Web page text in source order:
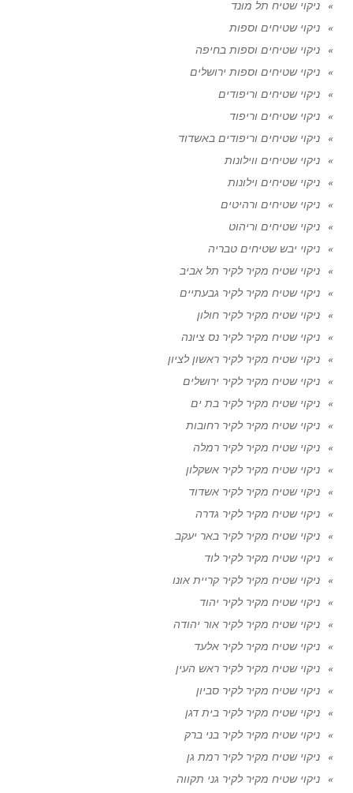
ניקוי שטיח תל מונד
ניקוי שטיחים וספות
ניקוי שטיחים וספות בחיפה
ניקוי שטיחים וספות ירושלים
ניקוי שטיחים וריפודים
ניקוי שטיחים וריפוד
ניקוי שטיחים וריפודים באשדוד
ניקוי שטיחים ווילונות
ניקוי שטיחים וילונות
ניקוי שטיחים ורהיטים
ניקוי שטיחים וריהוט
ניקוי יבש שטיחים טבריה
ניקוי שטיח מקיר לקיר תל אביב
ניקוי שטיח מקיר לקיר גבעתיים
ניקוי שטיח מקיר לקיר חולון
ניקוי שטיח מקיר לקיר נס ציונה
ניקוי שטיח מקיר לקיר ראשון לציון
ניקוי שטיח מקיר לקיר ירושלים
ניקוי שטיח מקיר לקיר בת ים
ניקוי שטיח מקיר לקיר רחובות
ניקוי שטיח מקיר לקיר רמלה
ניקוי שטיח מקיר לקיר אשקלון
ניקוי שטיח מקיר לקיר אשדוד
ניקוי שטיח מקיר לקיר גדרה
ניקוי שטיח מקיר לקיר באר יעקב
ניקוי שטיח מקיר לקיר לוד
ניקוי שטיח מקיר לקיר קריית אונו
ניקוי שטיח מקיר לקיר יהוד
ניקוי שטיח מקיר לקיר אור יהודה
ניקוי שטיח מקיר לקיר אלעד
ניקוי שטיח מקיר לקיר ראש העין
ניקוי שטיח מקיר לקיר סביון
ניקוי שטיח מקיר לקיר בית דגן
ניקוי שטיח מקיר לקיר בני ברק
ניקוי שטיח מקיר לקיר רמת גן
ניקוי שטיח מקיר לקיר גני תקווה